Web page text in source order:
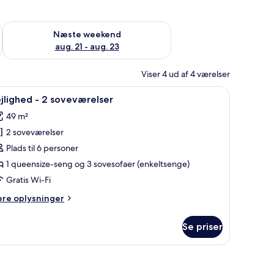
14 - aug. 16
Næste weekend
aug. 21 - aug. 23
Tjek tilgængelighed for næste weekend aug. 21 - aug. 23
Viser 4 ud af 4 værelser
puder og indrammede kunstværker på væggen.
En moderne stue med spisebord, en lys
8 - 2 soveværelser
49 m²
2 soveværelser
Plads til 6 personer
1 queensize-seng og 3 sovesofaer (enkeltsenge)
Gratis Wi-Fi
oplysninger
Se priser